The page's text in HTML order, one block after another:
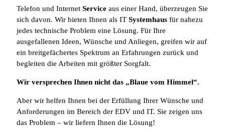
Telefon und Internet Service aus einer Hand, überzeugen Sie
sich davon. Wir bieten Ihnen als IT Systemhaus für nahezu
jedes technische Problem eine Lösung. Für Ihre
ausgefallenen Ideen, Wünsche und Anliegen, greifen wir auf
ein breitgefächertes Spektrum an Erfahrungen zurück und
begleiten die Arbeiten mit größter Sorgfalt.
Wir versprechen Ihnen nicht das „Blaue vom Himmel“.
Aber wir helfen Ihnen bei der Erfüllung Ihrer Wünsche und
Anforderungen im Bereich der EDV und IT. Sie zeigen uns
das Problem – wir liefern Ihnen die Lösung!